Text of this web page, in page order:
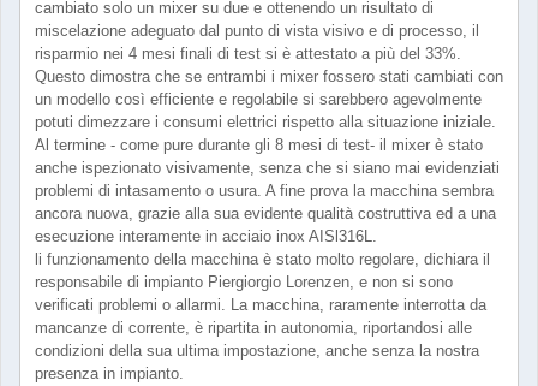
cambiato solo un mixer su due e ottenendo un risultato di
miscelazione adeguato dal punto di vista visivo e di processo, il
risparmio nei 4 mesi finali di test si è attestato a più del 33%.
Questo dimostra che se entrambi i mixer fossero stati cambiati con
un modello così efficiente e regolabile si sarebbero agevolmente
potuti dimezzare i consumi elettrici rispetto alla situazione iniziale.
Al termine - come pure durante gli 8 mesi di test- il mixer è stato
anche ispezionato visivamente, senza che si siano mai evidenziati
problemi di intasamento o usura. A fine prova la macchina sembra
ancora nuova, grazie alla sua evidente qualità costruttiva ed a una
esecuzione interamente in acciaio inox AISl316L.
li funzionamento della macchina è stato molto regolare, dichiara il
responsabile di impianto Piergiorgio Lorenzen, e non si sono
verificati problemi o allarmi. La macchina, raramente interrotta da
mancanze di corrente, è ripartita in autonomia, riportandosi alle
condizioni della sua ultima impostazione, anche senza la nostra
presenza in impianto.